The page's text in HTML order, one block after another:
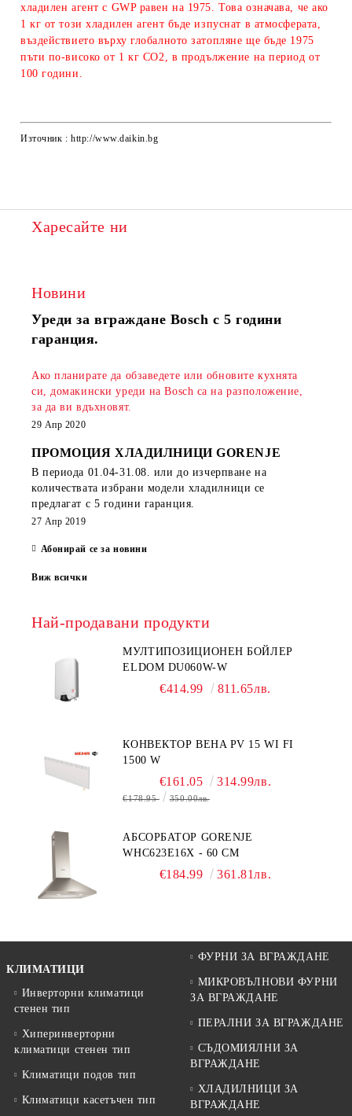
хладилен агент с GWP равeн на 1975. Това означава, че ако
1 кг от този хладилен агент бъде изпуснат в атмосферата,
въздействието върху глобалното затопляне ще бъде 1975
пъти по-високо от 1 кг CO2, в продължение на период от
100 години.
Източник : http://www.daikin.bg
Харесайте ни
Новини
Уреди за вграждане Bosch с 5 години
гаранция.
Ако планирате да обзаведете или обновите кухнята
си, домакински уреди на Bosch са на разположение,
за да ви вдъхновят.
29 Апр 2020
ПРОМОЦИЯ ХЛАДИЛНИЦИ GORENJE
В периода 01.04-31.08.
или до изчерпване на
количествата избрани модели хладилници се
предлагат с 5 години гаранция.
27 Апр 2019
Абонирай се за новини
Виж всички
Най-продавани продукти
МУЛТИПОЗИЦИОНЕН БОЙЛЕР
ELDOM DU060W-W
€414.99 811.65лв.
КОНВЕКТОР BEHA PV 15 WI FI
1500 W
€161.05 314.99лв.
€178.95 350.00лв.
АБСОРБАТОР GORENJE
WHC623E16X - 60 СМ
€184.99 361.81лв.
КЛИМАТИЦИ
Инверторни климатици
стенен тип
Хиперинверторни
климатици стенен тип
Климатици подов тип
Климатици касетъчен тип
ФУРНИ ЗА ВГРАЖДАНЕ
МИКРОВЪЛНОВИ ФУРНИ
ЗА ВГРАЖДАНЕ
ПЕРАЛНИ ЗА ВГРАЖДАНЕ
СЪДОМИЯЛНИ ЗА
ВГРАЖДАНЕ
ХЛАДИЛНИЦИ ЗА
ВГРАЖДАНЕ